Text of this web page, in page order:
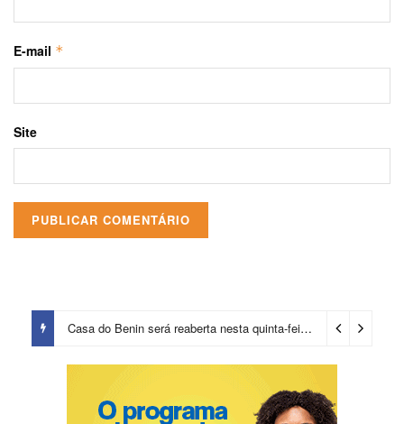
E-mail *
Site
Casa do Benin será reaberta nesta quinta-feira (6) 9 horas ago